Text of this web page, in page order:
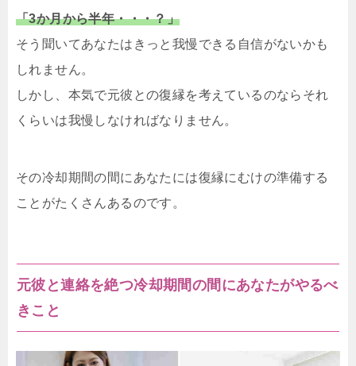
「3か月から半年・・・？」
そう聞いてあなたはきっと我慢できる自信がないかも
しれません。
しかし、本気で元彼との復縁を考えているのならそれ
くらいは我慢しなければなりません。
その冷却期間の間にあなたには復縁にむけの準備する
ことがたくさんあるのです。
元彼と連絡を絶つ冷却期間の間にあなたがやるべ
きこと